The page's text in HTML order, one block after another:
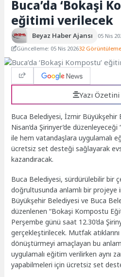
Buca’da ‘Bokaşi
eğitimi verilecek
Beyaz Haber Ajansı
05 Nis
Güncelleme: 05 Nis 202632
Yazı
Buca Belediyesi, İzmir Büyükşehir
Nisan’da Şirinyer’de
ile hem vatandaşlara uygulamalı
ücretsiz set desteği sağlayarak
kazandıracak.
Buca Belediyesi, sürdürülebilir bir
doğrultusunda anlamlı bir projeye
Büyükşehir Belediyesi ve Buca
düzenlenen “Bokaşi Kompostu
Perşembe günü saat 12.30’da
gerçekleştirilecek. Mutfak
dönüştürmeyi amaçlayan bu
uygulamalı eğitim verilirken aynı
yapabilmeleri için ücretsiz set